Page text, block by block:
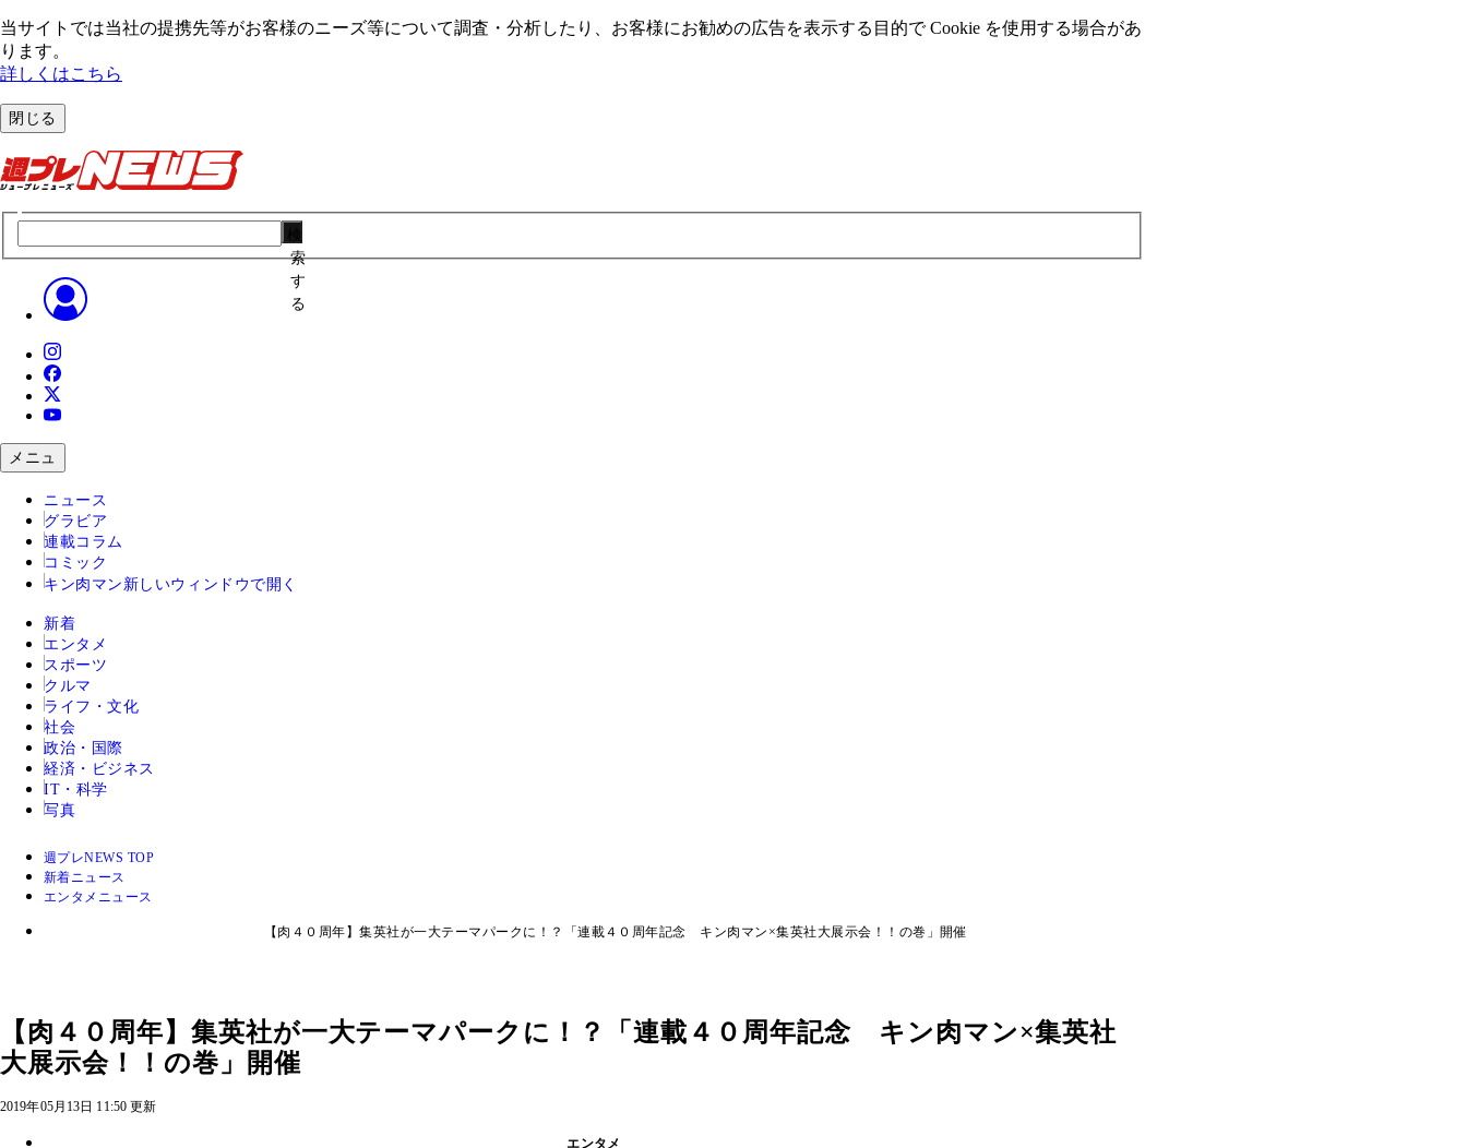
当サイトでは当社の提携先等がお客様のニーズ等について調査・分析したり、お客様にお勧めの広告を表⽰する⽬的で Cookie を使⽤する場合があ
ります。
詳しくはこちら
閉じる
索
す
る
メニュ
ニュース
グラビア
連載コラム
コミック
キン肉マン 新しいウィンドウで開く
新着
エンタメ
スポーツ
クルマ
ライフ・文化
社会
政治・国際
経済・ビジネス
IT・科学
写真
週プレNEWS TOP
新着ニュース
エンタメニュース
【肉４０周年】集英社が一大テーマパークに！？「連載４０周年記念 キン肉マン×集英社大展示会！！の巻」開催
【肉４０周年】集英社が一大テーマパークに！？「連載４０周年記念 キン肉マン×集英社
大展示会！！の巻」開催
2019年05月13日 11:50 更新
エンタメ